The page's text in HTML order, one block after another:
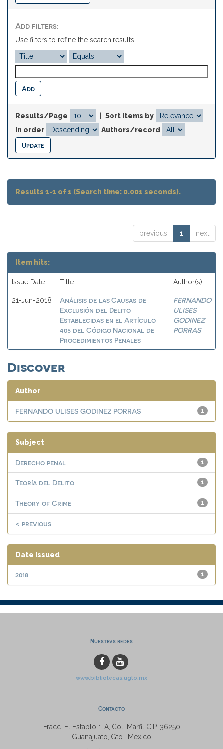
Add filters:
Use filters to refine the search results.
Results/Page
Sort items by
In order
Authors/record
Results 1-1 of 1 (Search time: 0.001 seconds).
previous 1 next
Item hits:
Issue Date Title Author(s)
21-Jun-2018
Análisis de las Causas de
Exclusión del Delito
Establecidas en el Artículo
405 del Código Nacional de
Procedimientos Penales
FERNANDO
ULISES
GODINEZ
PORRAS
Discover
Author
1
FERNANDO ULISES GODINEZ PORRAS
Subject
1
Derecho penal
1
Teoría del Delito
1
Theory of Crime
< previous
Date issued
1
2018
Nuestras redes
www.bibliotecas.ugto.mx
Contacto
Fracc. El Establo 1-A, Col. Marfil C.P. 36250
Guanajuato, Gto., México